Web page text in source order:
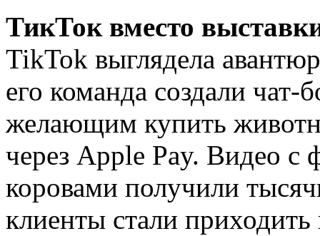
ТикТок вместо
TikTok выглядела
его команда создали чат-
желающим купить
через Apple Pay. Видео с
коровами получили
клиенты стали